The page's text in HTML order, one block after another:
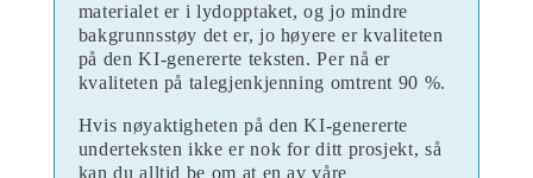
materialet er i lydopptaket, og jo mindre
bakgrunnsstøy det er, jo høyere er kvaliteten
på den KI-genererte teksten. Per nå er
kvaliteten på talegjenkjenning omtrent 90 %.
Hvis nøyaktigheten på den KI-genererte
underteksten ikke er nok for ditt prosjekt, så
kan du alltid be om at en av våre